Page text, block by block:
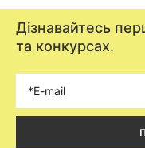
Дізнавайтесь
та конкурсах.